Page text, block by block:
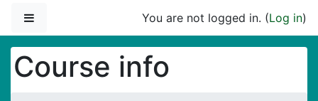
You are not logged in. (Log in)
Course info